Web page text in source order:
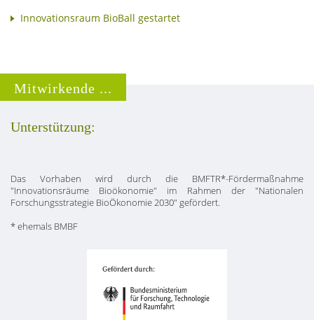
Innovationsraum BioBall gestartet
Mitwirkende ...
Unterstützung:
Das Vorhaben wird durch die BMFTR*-Fördermaßnahme
"Innovationsräume Bioökonomie" im Rahmen der "Nationalen
Forschungsstrategie BioÖkonomie 2030" gefördert.
* ehemals BMBF